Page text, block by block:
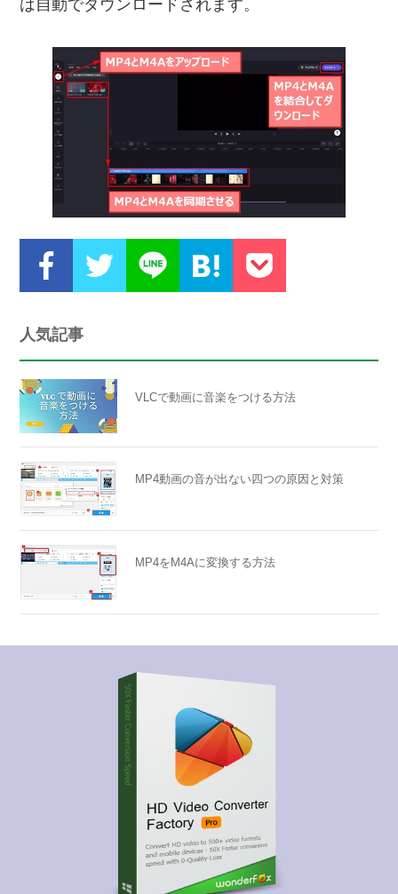
は自動でダウンロードされます。
人気記事
VLCで動画に音楽をつける方法
MP4動画の音が出ない四つの原因と対策
MP4をM4Aに変換する方法